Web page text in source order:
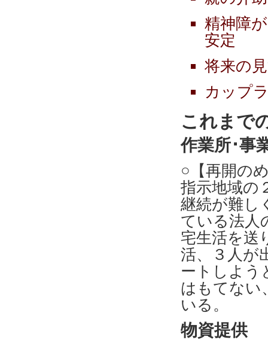
精神障
安定
将来の
カップ
これまで
作業所･事
○【再開の
指示地域の
継続が難し
ている法人
宅生活を送
活、３人が
ートしよう
はもてない
いる。
物資提供